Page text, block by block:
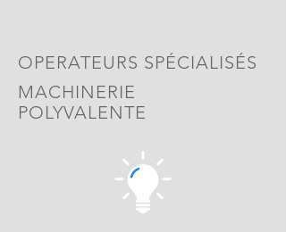
OPERATEURS SPÉCIALISÉS
MACHINERIE
POLYVALENTE